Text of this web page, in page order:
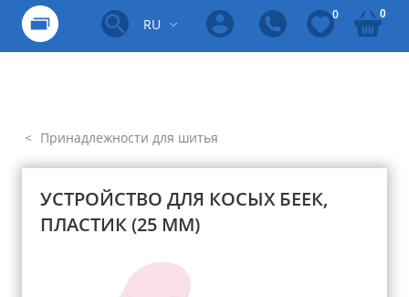
RU
0 0
Принадлежности для шитья
УСТРОЙСТВО ДЛЯ КОСЫХ БЕЕК,
ПЛАСТИК (25 ММ)